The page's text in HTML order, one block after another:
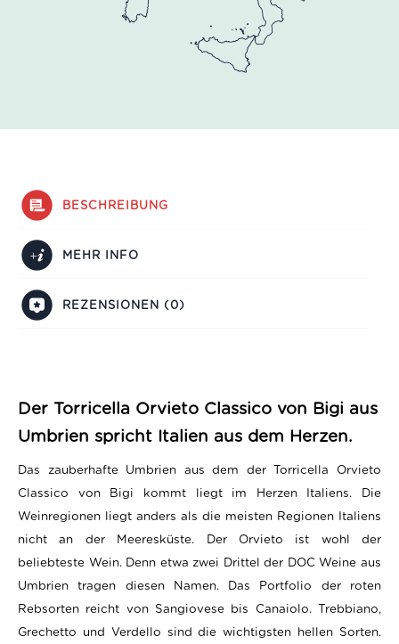
BESCHREIBUNG
MEHR INFO
REZENSIONEN (0)
Der Torricella Orvieto Classico von Bigi aus
Umbrien spricht Italien aus dem Herzen.
Das zauberhafte Umbrien aus dem der Torricella Orvieto
Classico von Bigi kommt liegt im Herzen Italiens. Die
Weinregionen liegt anders als die meisten Regionen Italiens
nicht an der Meeresküste. Der Orvieto ist wohl der
beliebteste Wein. Denn etwa zwei Drittel der DOC Weine aus
Umbrien tragen diesen Namen. Das Portfolio der roten
Rebsorten reicht von Sangiovese bis Canaiolo. Trebbiano,
Grechetto und Verdello sind die wichtigsten hellen Sorten.